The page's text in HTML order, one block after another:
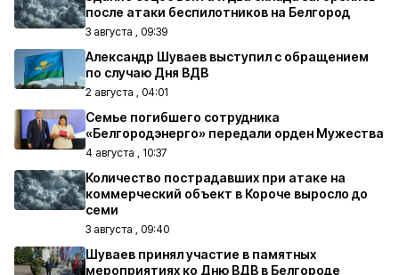
после атаки беспилотников на Белгород
3 августа , 09:39
Александр Шуваев выступил с обращением
по случаю Дня ВДВ
2 августа , 04:01
Семье погибшего сотрудника
«Белгородэнерго» передали орден Мужества
4 августа , 10:37
Количество пострадавших при атаке на
коммерческий объект в Короче выросло до
семи
3 августа , 09:40
Шуваев принял участие в памятных
мероприятиях ко Дню ВДВ в Белгороде